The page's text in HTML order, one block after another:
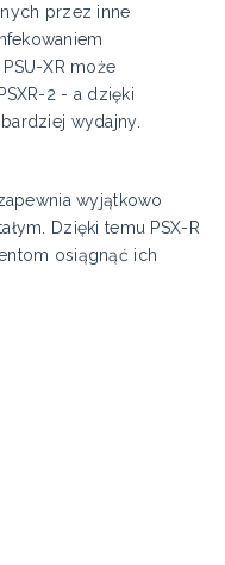
przez inne
XR może
2 - a dzięki
wydajny.
wyjątkowo
Dzięki temu PSX-R
osiągnąć ich